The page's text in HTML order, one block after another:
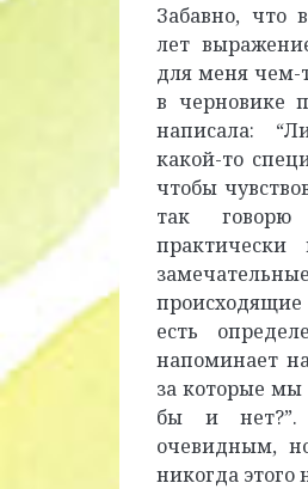
Забавно, что
лет
для меня чем-
в черновике
написала:
какой-то
чтобы
так говорю
есть
напоминает
за которые
бы и нет?”.
очевидным,
никогда этого